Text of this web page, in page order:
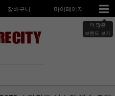
장바구니 마이페이지
더 많은
브랜드 보기